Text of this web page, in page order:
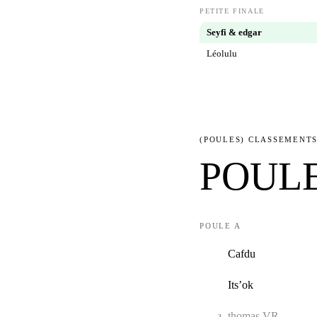
PETITE FINALE
Seyfi & edgar
Léolulu
(POULES) CLASSEMENTS
POULE A
Cafdu
Its’ok